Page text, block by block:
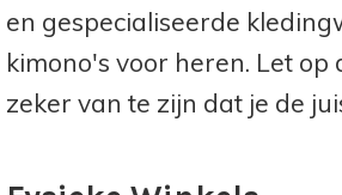
en gespecialiseerde
kimono's voor heren. Let
zeker van te zijn dat je de